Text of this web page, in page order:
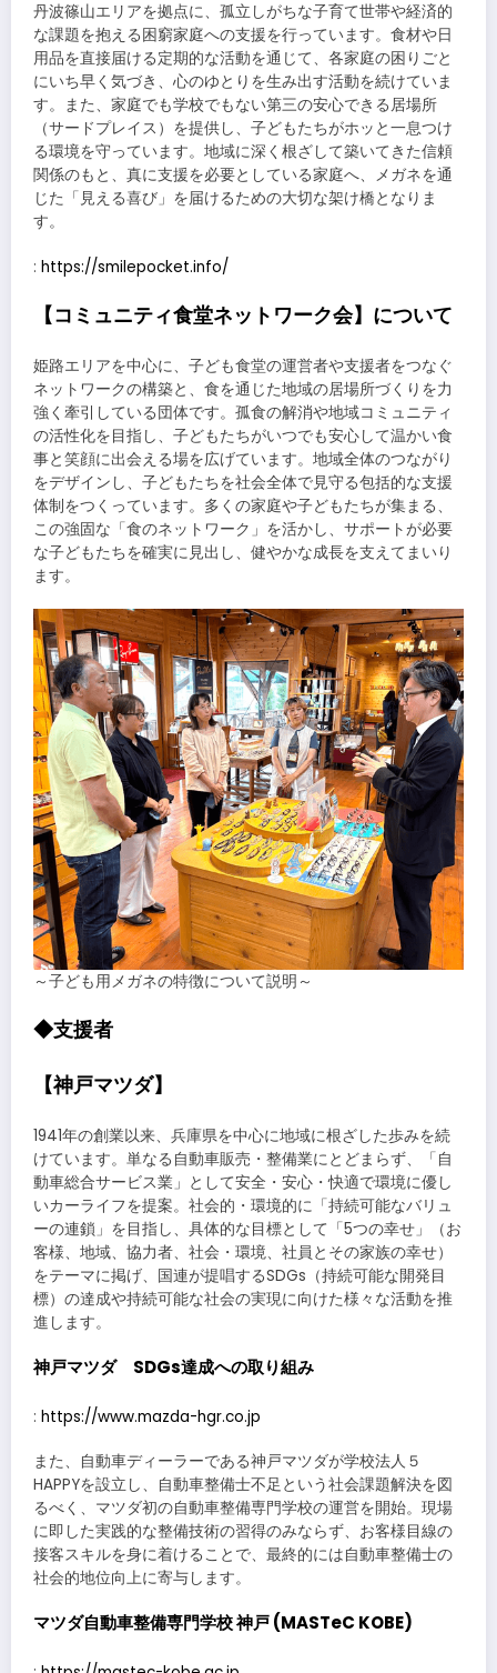
丹波篠山エリアを拠点に、孤立しがちな子育て世帯や経済的
な課題を抱える困窮家庭への支援を行っています。食材や日
用品を直接届ける定期的な活動を通じて、各家庭の困りごと
にいち早く気づき、心のゆとりを生み出す活動を続けていま
す。また、家庭でも学校でもない第三の安心できる居場所
（サードプレイス）を提供し、子どもたちがホッと一息つけ
る環境を守っています。地域に深く根ざして築いてきた信頼
関係のもと、真に支援を必要としている家庭へ、メガネを通
じた「見える喜び」を届けるための大切な架け橋となりま
す。
: https://smilepocket.info/
【コミュニティ食堂ネットワーク会】について
姫路エリアを中心に、子ども食堂の運営者や支援者をつなぐ
ネットワークの構築と、食を通じた地域の居場所づくりを力
強く牽引している団体です。孤食の解消や地域コミュニティ
の活性化を目指し、子どもたちがいつでも安心して温かい食
事と笑顔に出会える場を広げています。地域全体のつながり
をデザインし、子どもたちを社会全体で見守る包括的な支援
体制をつくっています。多くの家庭や子どもたちが集まる、
この強固な「食のネットワーク」を活かし、サポートが必要
な子どもたちを確実に見出し、健やかな成長を支えてまいり
ます。
～子ども用メガネの特徴について説明～
◆支援者
【神戸マツダ】
1941年の創業以来、兵庫県を中心に地域に根ざした歩みを続
けています。単なる自動車販売・整備業にとどまらず、「自
動車総合サービス業」として安全・安心・快適で環境に優し
いカーライフを提案。社会的・環境的に「持続可能なバリュ
ーの連鎖」を目指し、具体的な目標として「5つの幸せ」（お
客様、地域、協力者、社会・環境、社員とその家族の幸せ）
をテーマに掲げ、国連が提唱するSDGs（持続可能な開発目
標）の達成や持続可能な社会の実現に向けた様々な活動を推
進します。
神戸マツダ SDGs達成への取り組み
: https://www.mazda-hgr.co.jp
また、自動車ディーラーである神戸マツダが学校法人５
HAPPYを設立し、自動車整備士不足という社会課題解決を図
るべく、マツダ初の自動車整備専門学校の運営を開始。現場
に即した実践的な整備技術の習得のみならず、お客様目線の
接客スキルを身に着けることで、最終的には自動車整備士の
社会的地位向上に寄与します。
マツダ自動車整備専門学校 神戸 (MASTeC KOBE)